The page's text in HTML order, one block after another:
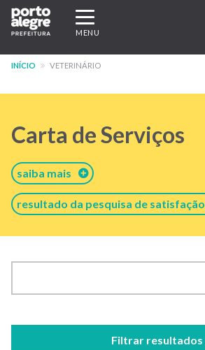
Pular
para
conteúdo
Expandir/recolher
navegação
MENU
INÍCIO VETERINÁRIO
Carta de Serviços
saiba mais
resultado da pesquisa de satisfação
Filtrar resultados